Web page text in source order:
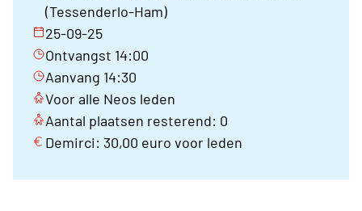
(Tessenderlo-Ham)
25-09-25
Ontvangst 14:00
Aanvang 14:30
Voor alle Neos leden
Aantal plaatsen resterend: 0
Demirci: 30,00 euro voor leden